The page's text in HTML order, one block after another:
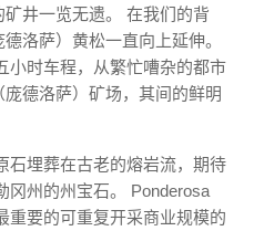
井一览无遗。 在我们的背
洛萨）黄松一直向上延伸。
小时车程，从繁忙嘈杂的都市
德洛萨）矿场，其间的鲜明
石埋葬在古老的熔岩流，期待
冈州的州宝石。 Ponderosa
重要的可重复开采商业规模的